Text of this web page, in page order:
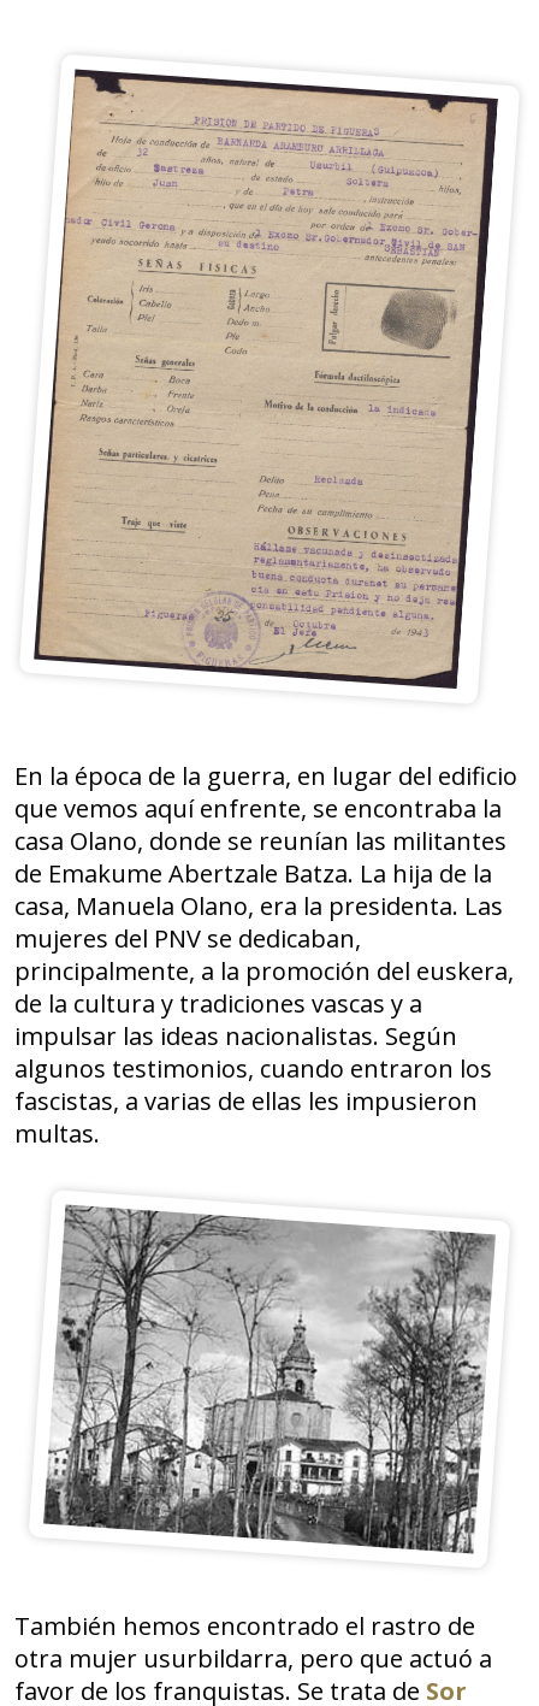
En la época de la guerra, en lugar del edificio
que vemos aquí enfrente, se encontraba la
casa Olano, donde se reunían las militantes
de Emakume Abertzale Batza. La hija de la
casa, Manuela Olano, era la presidenta. Las
mujeres del PNV se dedicaban,
principalmente, a la promoción del euskera,
de la cultura y tradiciones vascas y a
impulsar las ideas nacionalistas. Según
algunos testimonios, cuando entraron los
fascistas, a varias de ellas les impusieron
multas.
También hemos encontrado el rastro de
otra mujer usurbildarra, pero que actuó a
favor de los franquistas. Se trata de Sor